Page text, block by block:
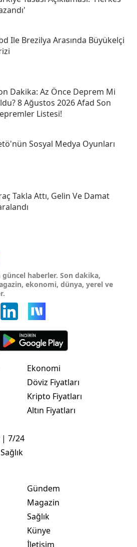
Ile Brezilya Arasında Büyükelçi
Daki̇ka: Az Önce Deprem Mi
8 Ağustos 2026 Afad Son
Listesi!
Sosyal Medya Oyunları
Takla Attı, Gelin Ve Damat
haberler. Son dakika,
ekonomi, dünya, yerel ve
| 7/24
Ekonomi
Döviz Fiyatları
Kripto Fiyatları
Altın Fiyatları
Gündem
Magazin
Sağlık
Künye
İletişim